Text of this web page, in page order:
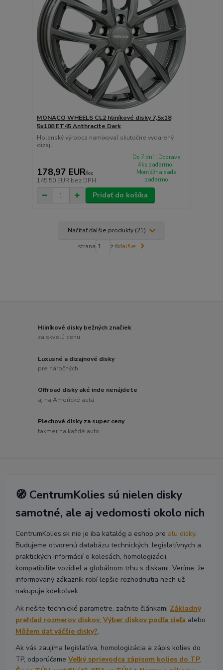
MONACO WHEELS CL2 hliníkové disky 7,5x18
5x108 ET45 Anthracite Dark
Holanský výrobca namixoval skutočne vydarený
dizaj...
178,97 EUR/ks
145,50 EUR bez DPH
Do 7 dní | Doprava
4ks zadarmo |
Montážna sada
zadarmo
Pridať do košíka
Načítať ďalšie produkty (21)
strana z 6ďalšie
Hliníkové disky bežných značiek
za skvelú cenu
Luxusné a dizajnové disky
pre náročných
Offroad disky aké inde nenájdete
aj na Americké autá
Plechové disky za super ceny
takmer na každé auto
🧭 CentrumKolies sú nielen disky
samotné, ale aj vedomosti okolo nich
CentrumKolies.sk nie je iba katalóg a eshop pre alu disky.
Budujeme otvorenú databázu technických, legislatívnych a
praktických informácií o kolesách, homologizácii,
kompatibilite vozidiel a globálnom trhu s diskami. Veríme, že
informovaný zákazník robí lepšie rozhodnutia nech už
nakupuje kdekoľvek.
Ak riešite technické parametre, začnite článkami Základný
prehľad rozmerov diskov,Výber diskov podľa cieľa alebo
Môžem dať väčšie disky?.
Ak vás zaujíma legislatíva, homologizácia a zápis kolies do
TP, odporúčameVeľký sprievodca zápisom kolies do TP,